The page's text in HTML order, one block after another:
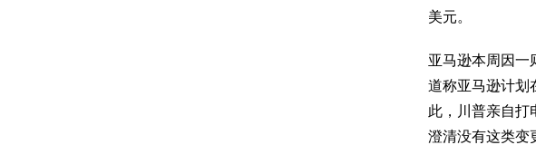
美元。
亚马逊本周因一
道称亚马逊计划
此，川普亲自打
澄清没有这类变